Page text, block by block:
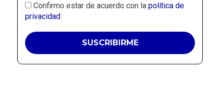
Confirmo estar de acuerdo con la política de
privacidad